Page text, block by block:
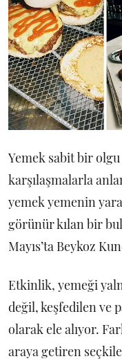
Yemek sabit bir
karşılaşmalarla
yemek yemenin
görünür kılan bir
Mayıs’ta Beykoz
Etkinlik, yemeği
değil, keşfedilen ve
olarak ele alıyor.
araya getiren